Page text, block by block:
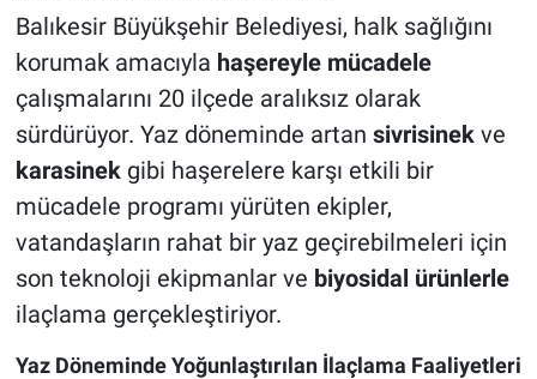
Balıkesir Büyükşehir Belediyesi, halk sağlığını
korumak amacıyla haşereyle mücadele
çalışmalarını 20 ilçede aralıksız olarak
sürdürüyor. Yaz döneminde artan sivrisinekve
karasinekgibi haşerelere karşı etkili bir
mücadele programı yürüten ekipler,
vatandaşların rahat bir yaz geçirebilmeleri için
son teknoloji ekipmanlar ve biyosidal ürünlerle
ilaçlama gerçekleştiriyor.
Yaz Döneminde Yoğunlaştırılan İlaçlama Faaliyetleri